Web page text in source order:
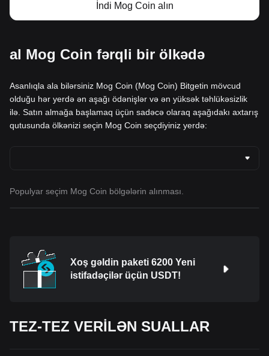
İndi Mog Coin alın
al Mog Coin fərqli bir ölkədə
Asanlıqla ala bilərsiniz Mog Coin (Mog Coin) Bitgetin mövcud
olduğu hər yerdə ən aşağı ödənişlər və ən yüksək təhlükəsizlik
ilə. Satın almağa başlamaq üçün sadəcə olaraq aşağıdakı axtarış
qutusunda ölkənizi seçin Mog Coin seçdiyiniz yerdə:
Populyar seçim Mog Coin bölgələrin alınması.
Xoş gəldin paketi 6200 Yeni
istifadəçilər üçün USDT!
TEZ-TEZ VERİLƏN SUALLAR